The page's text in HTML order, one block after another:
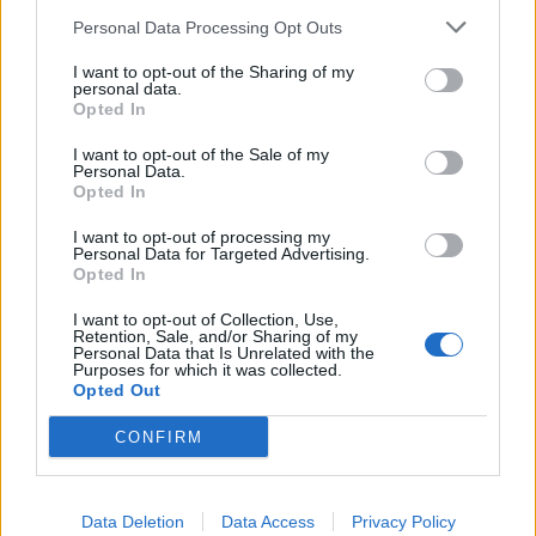
Personal Data Processing Opt Outs
I want to opt-out of the Sharing of my
personal data.
Opted In
I want to opt-out of the Sale of my
Personal Data.
Opted In
I want to opt-out of processing my
Personal Data for Targeted Advertising.
Opted In
I want to opt-out of Collection, Use,
Retention, Sale, and/or Sharing of my
Personal Data that Is Unrelated with the
Purposes for which it was collected.
Opted Out
CONFIRM
Data Deletion Data Access Privacy Policy
informações e pela rápida evolução tecnológica. O
desenvolvimento depende de como o cérebro é
exercitado no cotidiano”, finalizou Fabiano de Abreu
Ígor Lopes
250”, depois de, na edição anterior, ter integrado o
conquistou o primeiro título ATP da carreira ao
derrotar o belga Alexander Blockx na final, encerrando
uma edição marcada pela elevada competitividade, pela
forte presença de tenistas portugueses e pela projeção
internacional do evento.
O torneio arrancou com a fase de qualificação, nos dias
18 e 19 de julho, reunindo dezenas de atletas em busca
de um lugar no quadro principal. A cerimónia de
abertura contou com a presença do presidente da
Câmara Municipal de Cascais, Nuno Piteira Lopes,
acompanhado pelo executivo municipal, assinalando o
início de uma competição que voltou a colocar o
concelho no centro do calendário internacional do
ténis.
CONTINUAR A LER
ATUALIDADE
Castelo Branco: “Bienal
Internacional de Artes e Ofícios”